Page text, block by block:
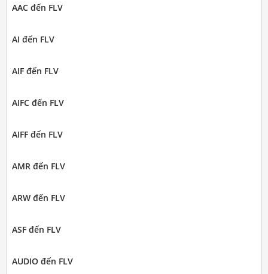
AAC đến FLV
AI đến FLV
AIF đến FLV
AIFC đến FLV
AIFF đến FLV
AMR đến FLV
ARW đến FLV
ASF đến FLV
AUDIO đến FLV